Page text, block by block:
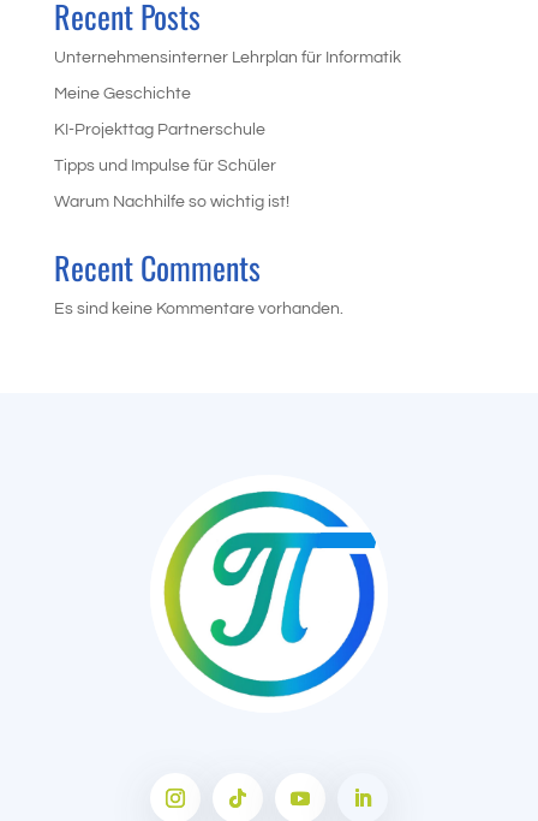
Recent Posts
Unternehmensinterner Lehrplan für Informatik
Meine Geschichte
KI-Projekttag Partnerschule
Tipps und Impulse für Schüler
Warum Nachhilfe so wichtig ist!
Recent Comments
Es sind keine Kommentare vorhanden.